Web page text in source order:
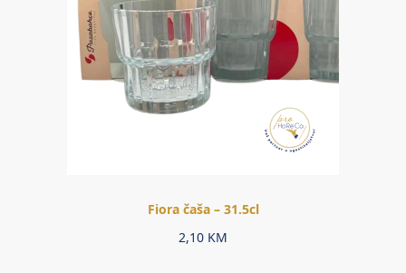
Fiora čaša – 31.5cl
2,10 KM